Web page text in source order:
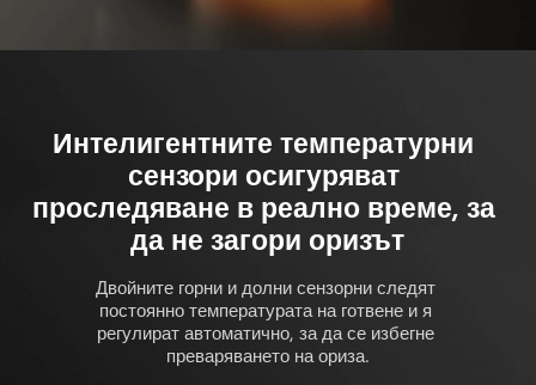
Интелигентните температурни
сензори осигуряват
проследяване в реално време, за
да не загори оризът
Двойните горни и долни сензорни следят
постоянно температурата на готвене и я
регулират автоматично, за да се избегне
преваряването на ориза.